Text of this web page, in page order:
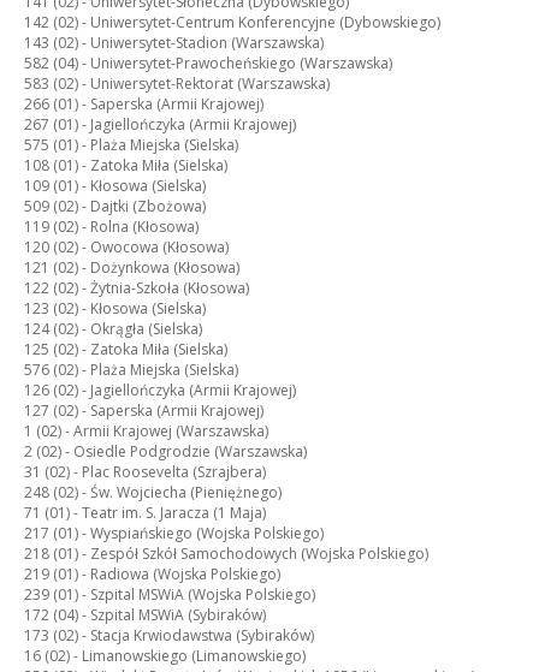
142 (02) - Uniwersytet-Centrum Konferencyjne (Dybowskiego)
143 (02) - Uniwersytet-Stadion (Warszawska)
582 (04) - Uniwersytet-Prawocheńskiego (Warszawska)
583 (02) - Uniwersytet-Rektorat (Warszawska)
266 (01) - Saperska (Armii Krajowej)
267 (01) - Jagiellończyka (Armii Krajowej)
575 (01) - Plaża Miejska (Sielska)
108 (01) - Zatoka Miła (Sielska)
109 (01) - Kłosowa (Sielska)
509 (02) - Dajtki (Zbożowa)
119 (02) - Rolna (Kłosowa)
120 (02) - Owocowa (Kłosowa)
121 (02) - Dożynkowa (Kłosowa)
122 (02) -Żytnia-Szkoła (Kłosowa)
123 (02) - Kłosowa (Sielska)
124 (02) - Okrągła (Sielska)
125 (02) - Zatoka Miła (Sielska)
576 (02) - Plaża Miejska (Sielska)
126 (02) - Jagiellończyka (Armii Krajowej)
127 (02) - Saperska (Armii Krajowej)
1 (02) -Armii Krajowej (Warszawska)
2 (02) - Osiedle Podgrodzie (Warszawska)
31 (02) - Plac Roosevelta (Szrajbera)
248 (02) -Św. Wojciecha (Pieniężnego)
71 (01) -Teatr im. S. Jaracza (1 Maja)
217 (01) -Wyspiańskiego (Wojska Polskiego)
218 (01) - Zespół Szkół Samochodowych (Wojska Polskiego)
219 (01) - Radiowa (Wojska Polskiego)
239 (01) - Szpital MSWiA (Wojska Polskiego)
172 (04) - Szpital MSWiA (Sybiraków)
173 (02) - Stacja Krwiodawstwa (Sybiraków)
16 (02) - Limanowskiego (Limanowskiego)